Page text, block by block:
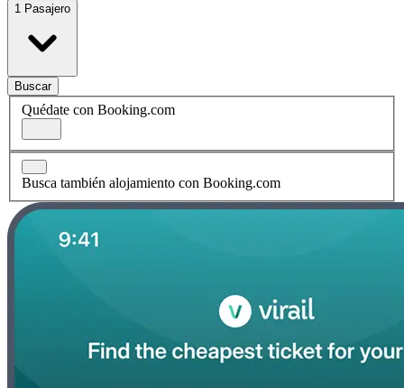
1 Pasajero
Buscar
Quédate con Booking.com
Busca también alojamiento con Booking.com